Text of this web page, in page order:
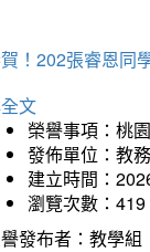
！202張睿恩同
文
榮譽事項：桃
發佈單位：教
建立時間：
瀏覽次數：419
發布者：教學組